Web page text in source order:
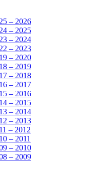
– 2026
– 2025
– 2024
– 2023
– 2020
– 2019
– 2018
– 2017
– 2016
– 2015
– 2014
– 2013
– 2012
– 2011
– 2010
– 2009